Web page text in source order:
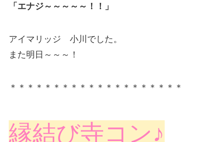
「エナジ～～～～～！！」
アイマリッジ 小川でした。
また明日～～～！
＊＊＊＊＊＊＊＊＊＊＊＊＊＊＊＊＊＊＊＊
縁結び寺コン♪